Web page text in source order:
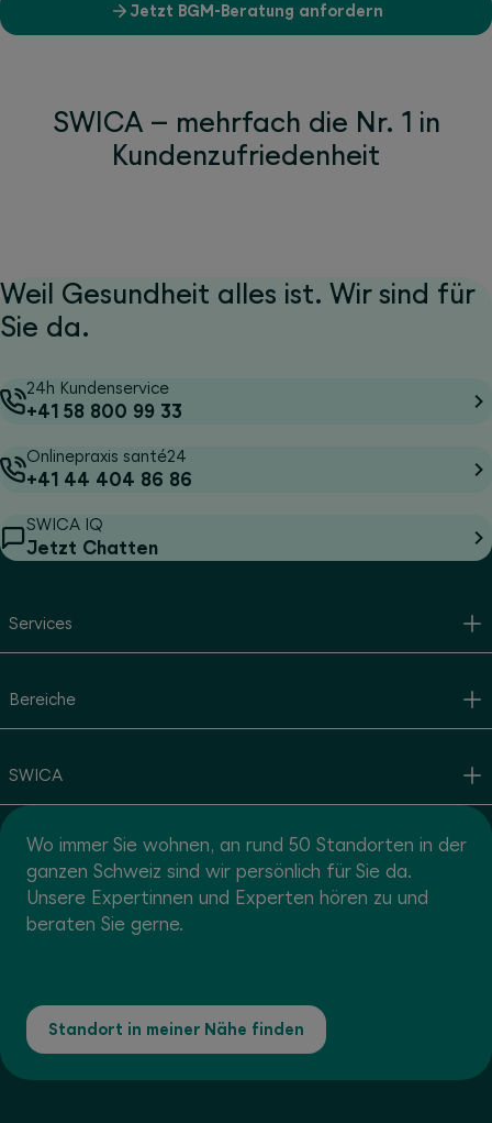
Jetzt BGM-Beratung anfordern
SWICA – mehrfach die Nr. 1 in
Kundenzufriedenheit
Weil Gesundheit alles ist. Wir sind für
Sie da.
24h Kundenservice
+41 58 800 99 33
Onlinepraxis santé24
+41 44 404 86 86
SWICA IQ
Jetzt Chatten
Services
Bereiche
SWICA
Wo immer Sie wohnen, an rund 50 Standorten in der
ganzen Schweiz sind wir persönlich für Sie da.
Unsere Expertinnen und Experten hören zu und
beraten Sie gerne.
Standort in meiner Nähe finden